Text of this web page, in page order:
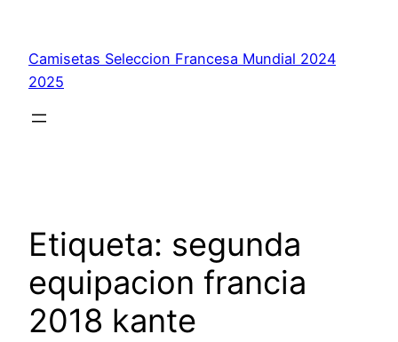
contenido
Camisetas Seleccion Francesa Mundial 2024
2025
Etiqueta: segunda
equipacion francia
2018 kante